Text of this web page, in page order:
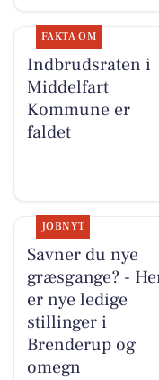
FAKTA OM
Indbrudsraten i
Middelfart
Kommune er
faldet
JOBNYT
Savner du nye
græsgange? -
er nye ledige
stillinger i
Brenderup og
omegn